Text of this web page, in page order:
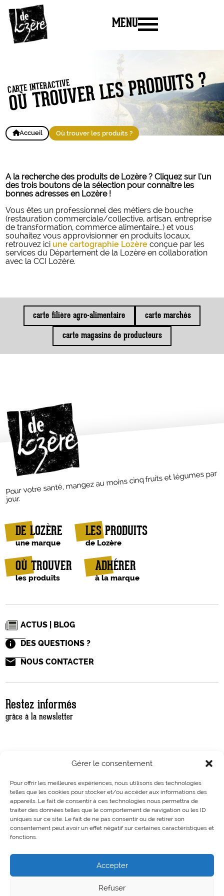
Gérer le consentement
Pour offrir les meilleures expériences, nous utilisons des technologies
telles que les cookies pour stocker et/ou accéder aux informations des
appareils. Le fait de consentir à ces technologies nous permettra de
traiter des données telles que le comportement de navigation ou les ID
uniques sur ce site. Le fait de ne pas consentir ou de retirer son
consentement peut avoir un effet négatif sur certaines caractéristiques et
fonctions.
Accepter
Refuser
MENU
CARTE INTERACTIVE
OÙ TROUVER LES PRODUITS ?
Accueil Où trouver les produits ?
A la recherche des produits de Lozère ? Cliquez sur l’un
des trois boutons de la sélection pour connaître les
bonnes adresses en Lozère !
Vous êtes un professionnel des métiers de bouche
(restauration commerciale/collective, artisan, entreprise
de transformation, commerce alimentaire…) et vous
souhaitez vous approvisionner en produits locaux,
retrouvez ici une cartographie Lozère conçue par les
services du Département de la Lozère en collaboration
avec la CCI Lozère.
carte filière agro-alimentaire carte marchés
carte magasins de producteurs
Pour votre santé, mangez au moins cinq fruits et légumes par
jour.
DE LOZÈRE
une marque
LES PRODUITS
de Lozère
OÙ TROUVER
les produits
ADHÉRER
à la marque
ACTUS | BLOG
DES QUESTIONS ?
NOUS CONTACTER
Restez informés
grâce à la newsletter